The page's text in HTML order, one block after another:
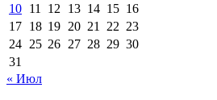
10 11 12 13 14 15 16
17 18 19 20 21 22 23
24 25 26 27 28 29 30
31
« Июл